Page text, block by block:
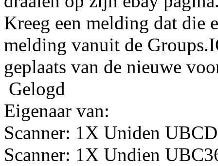
Kreeg een melding dat die
melding vanuit de
geplaats van de nieuwe
Gelogd
Eigenaar van:
Scanner: 1X Uniden
Scanner: 1X Undien